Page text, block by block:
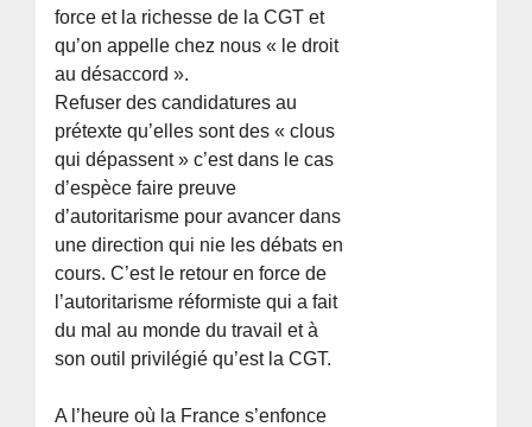
force et la richesse de la CGT et
qu’on appelle chez nous « le droit
au désaccord ».
Refuser des candidatures au
prétexte qu’elles sont des « clous
qui dépassent » c’est dans le cas
d’espèce faire preuve
d’autoritarisme pour avancer dans
une direction qui nie les débats en
cours. C’est le retour en force de
l’autoritarisme réformiste qui a fait
du mal au monde du travail et à
son outil privilégié qu’est la CGT.
A l’heure où la France s’enfonce